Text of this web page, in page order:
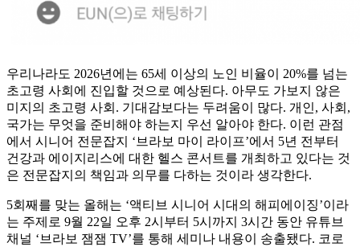
우리나라도 2026년에는 65세 이상의 노인 비율이 20%를 넘는
초고령 사회에 진입할 것으로 예상된다. 아무도 가보지 않은
미지의 초고령 사회. 기대감보다는 두려움이 많다. 개인, 사회,
국가는 무엇을 준비해야 하는지 우선 알아야 한다. 이런 관점
에서 시니어 전문잡지 ‘브라보 마이 라이프’에서 5년 전부터
건강과 에이지리스에 대한 헬스 콘서트를 개최하고 있다는 것
은 전문잡지의 책임과 의무를 다하는 것이라 생각한다.
5회째를 맞는 올해는 ‘액티브 시니어 시대의 해피에이징’이라
는 주제로 9월 22일 오후 2시부터 5시까지 3시간 동안 유튜브
채널 ‘브라보 잼잼 TV’를 통해 세미나 내용이 송출됐다. 코로